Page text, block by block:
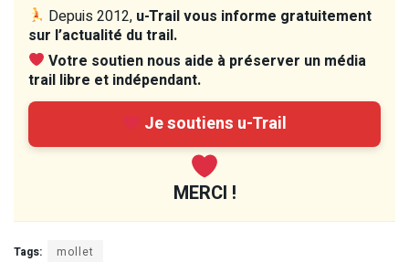
Depuis 2012, u-Trail vous informe gratuitement
sur l’actualité du trail.
Votre soutien nous aide à préserver un média
trail libre et indépendant.
Je soutiens u-Trail
MERCI !
Tags: mollet